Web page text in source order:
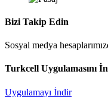
Bizi Takip Edin
Sosyal medya
Turkcell Uygulamasını
Uygulamayı İndir